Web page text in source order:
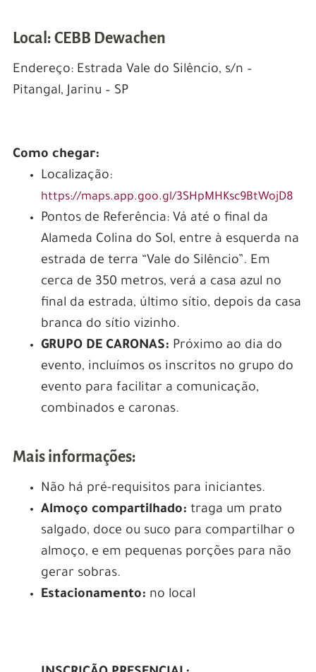
Local: CEBB Dewachen
Endereço: Estrada Vale do Silêncio, s/n –
Pitangal, Jarinu – SP
Como chegar:
Localização:
https://maps.app.goo.gl/3SHpMHKsc9BtWojD8
Pontos de Referência: Vá até o final da
Alameda Colina do Sol, entre à esquerda na
estrada de terra “Vale do Silêncio”. Em
cerca de 350 metros, verá a casa azul no
final da estrada, último sítio, depois da casa
branca do sítio vizinho.
GRUPO DE CARONAS: Próximo ao dia do
evento, incluímos os inscritos no grupo do
evento para facilitar a comunicação,
combinados e caronas.
Mais informações:
Não há pré-requisitos para iniciantes.
Almoço compartilhado: traga um prato
salgado, doce ou suco para compartilhar o
almoço, e em pequenas porções para não
gerar sobras.
Estacionamento: no local